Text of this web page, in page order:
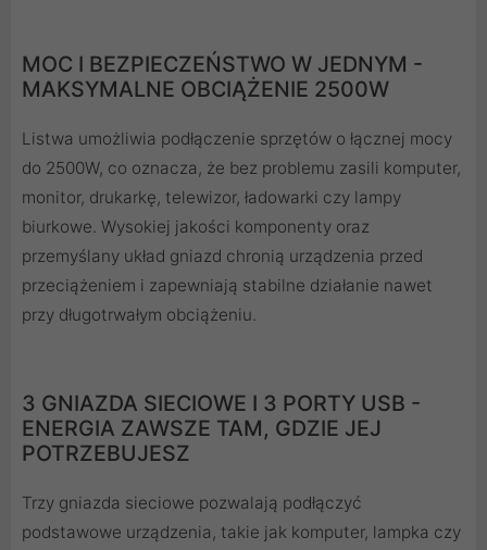
MOC I BEZPIECZEŃSTWO W JEDNYM -
MAKSYMALNE OBCIĄŻENIE 2500W
Listwa umożliwia podłączenie sprzętów o łącznej mocy
do 2500W, co oznacza, że bez problemu zasili komputer,
monitor, drukarkę, telewizor, ładowarki czy lampy
biurkowe. Wysokiej jakości komponenty oraz
przemyślany układ gniazd chronią urządzenia przed
przeciążeniem i zapewniają stabilne działanie nawet
przy długotrwałym obciążeniu.
3 GNIAZDA SIECIOWE I 3 PORTY USB -
ENERGIA ZAWSZE TAM, GDZIE JEJ
POTRZEBUJESZ
Trzy gniazda sieciowe pozwalają podłączyć
podstawowe urządzenia, takie jak komputer, lampka czy